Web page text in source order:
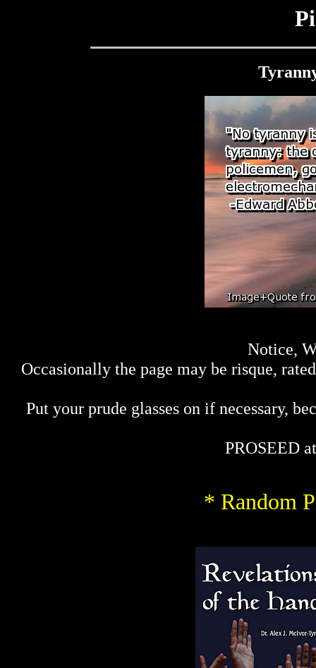
Notice,
Occasionally the page may be risque,
Put your prude glasses on if necessary,
PROSEED
* Random